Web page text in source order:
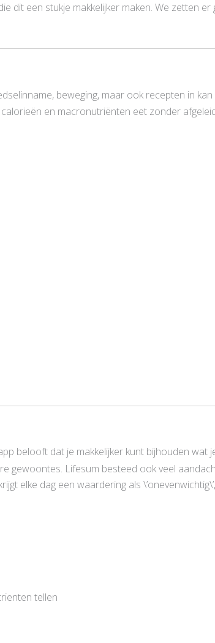
dit een stukje makkelijker maken. We zetten
beweging, maar ook recepten in
en macronutriënten eet zonder
belooft dat je makkelijker kunt bijhouden wat
gewoontes. Lifesum besteed ook veel
elke dag een waardering als
tellen